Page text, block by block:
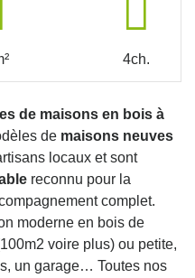
4ch.
de maisons en bois à
de maisons neuves
locaux et sont
reconnu pour la
complet.
moderne en bois de
voire plus) ou petite,
un garage… Toutes nos